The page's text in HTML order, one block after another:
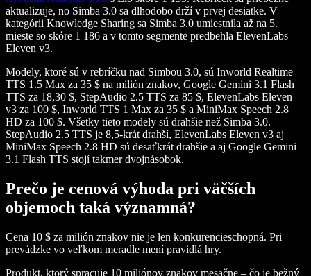
aktualizuje, no Simba 3.0 sa dlhodobo drží v prvej desiatke. V
kategórii Knowledge Sharing sa Simba 3.0 umiestnila až na 5.
mieste so skóre 1 186 a v tomto segmente predbehla ElevenLabs
Eleven v3.
Modely, ktoré sú v rebríčku nad Simbou 3.0, sú Inworld Realtime
TTS 1.5 Max za 35 $ na milión znakov, Google Gemini 3.1 Flash
TTS za 18,30 $, StepAudio 2.5 TTS za 85 $, ElevenLabs Eleven
v3 za 100 $, Inworld TTS 1 Max za 35 $ a MiniMax Speech 2.8
HD za 100 $. Všetky tieto modely sú drahšie než Simba 3.0.
StepAudio 2.5 TTS je 8,5-krát drahší, ElevenLabs Eleven v3 aj
MiniMax Speech 2.8 HD sú desaťkrát drahšie a aj Google Gemini
3.1 Flash TTS stojí takmer dvojnásobok.
Prečo je cenová výhoda pri väčších
objemoch taká významná?
Cena 10 $ za milión znakov nie je len konkurencieschopná. Pri
prevádzke vo veľkom meradle mení pravidlá hry.
Produkt, ktorý spracuje 10 miliónov znakov mesačne – čo je bežný